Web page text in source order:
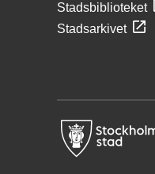
Stadsbiblioteket
Stadsarkivet